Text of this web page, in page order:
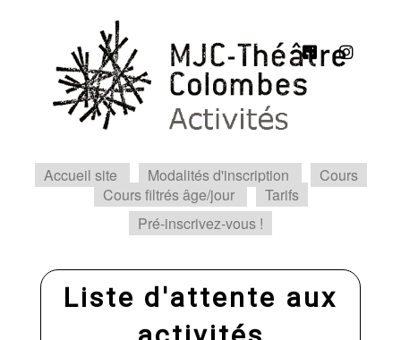
Accueil site Modalités d'inscription
Cours
Cours filtrés âge/jour
Tarifs
Pré-inscrivez-vous !
Liste d'attente aux